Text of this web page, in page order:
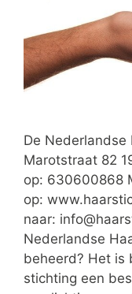
De Nederlandse
Marotstraat 82
op: 630600868
op:
naar:
Nederlandse
beheerd? Het is
stichting een